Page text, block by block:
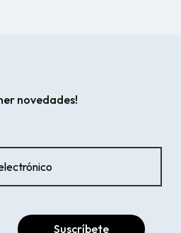
novedades!
Suscríbete